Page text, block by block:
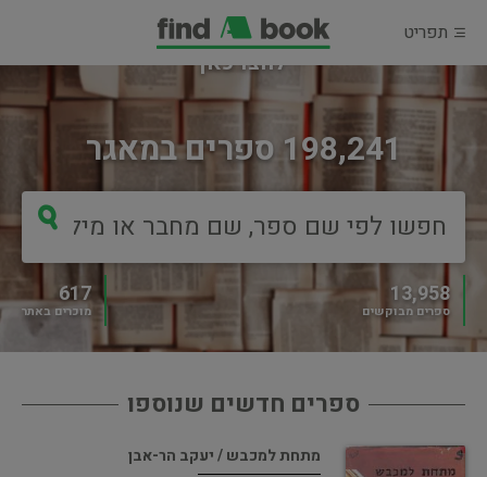
תפריט
198,241 ספרים במאגר
13,958
ספרים מבוקשים
617
מוכרים באתר
מוכרים ספר?
לחצו כאן
ספרים חדשים שנוספו
מתחת למכבש / יעקב הר-אבן